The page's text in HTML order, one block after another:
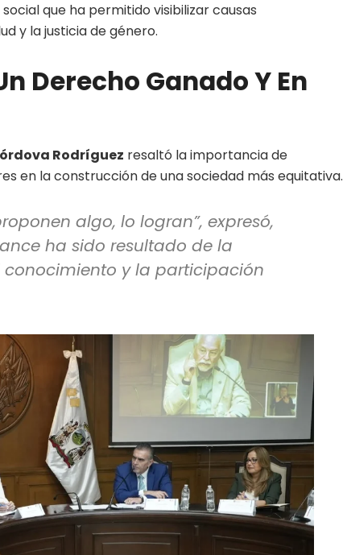
que ha permitido visibilizar causas
y la justicia de género.
Derecho Ganado Y En
Rodríguez resaltó la importancia de
en la construcción de una sociedad más equitativa.
algo, lo logran”, expresó,
ha sido resultado de la
y la participación